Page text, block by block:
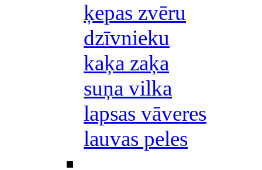
ķepas zvēru
dzīvnieku
kaķa zaķa
suņa vilka
lapsas vāveres
lauvas peles